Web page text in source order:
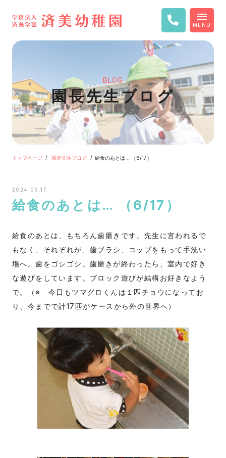
MENU
BLOG
園長先生ブログ
トップページ 園長先生ブログ 給食のあとは… （6/17）
2024.06.17
給食のあとは… （6/17）
給食のあとは、もちろん歯磨きです。先生に言われるで
もなく、それぞれが、歯ブラシ、コップをもって手洗い
場へ。歯をゴシゴシ。歯磨きが終わったら、室内で好き
な遊びをしています。ブロック遊びが結構お好きなよう
で。（※ 今日もツマグロくんは１匹チョウになってお
り、今までで計17匹がケースから外の世界へ）